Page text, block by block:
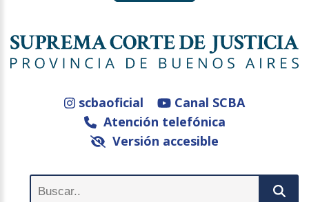
scbaoficial
Canal SCBA
Atención telefónica
Versión accesible